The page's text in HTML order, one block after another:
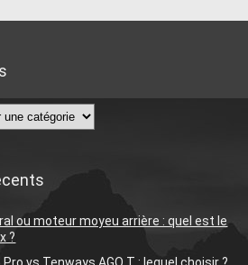
ou moteur moyeu arrière : quel est le
?
Pro vs Tenways AGO T : lequel choisir ?